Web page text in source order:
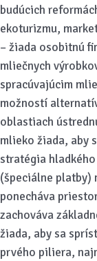
budúcich
ekoturizmu,
– žiada osobitnú
mliečnych
spracúvajúcim
možností
oblastiach
mlieko žiada, aby
stratégia
(špeciálne platby)
ponecháva
zachováva
žiada, aby sa
prvého piliera,